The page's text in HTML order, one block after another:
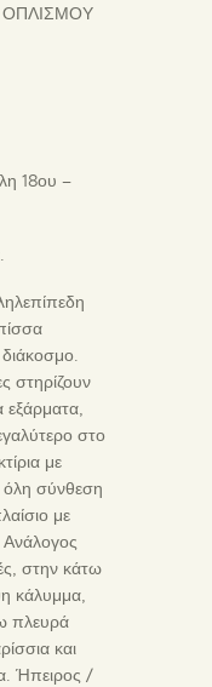
18ου –
στηρίζουν
εξάρματα,
στο
με
σύνθεση
με
Ανάλογος
στην κάτω
κάλυμμα,
πλευρά
και
Ήπειρος /